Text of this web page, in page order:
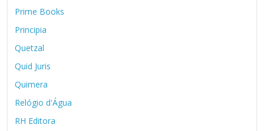
Prime Books
Principia
Quetzal
Quid Juris
Quimera
Relógio d'Água
RH Editora